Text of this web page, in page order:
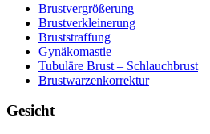
Brustvergrößerung
Brustverkleinerung
Bruststraffung
Gynäkomastie
Tubuläre Brust – Schlauchbrust
Brustwarzenkorrektur
Gesicht